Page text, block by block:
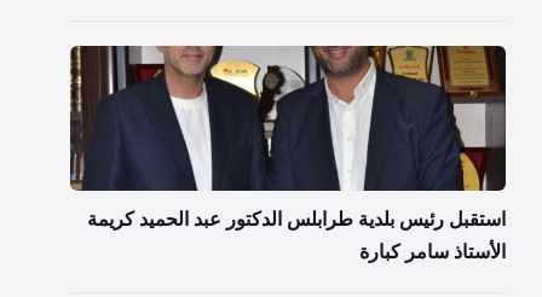
استقبل رئيس بلدية طرابلس الدكتور عبد الحميد كريمة
الأستاذ سامر كبارة